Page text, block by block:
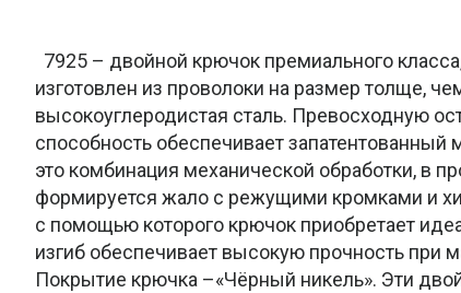
7925 – двойной крючок премиального
изготовлен из проволоки на размер толще,
высокоуглеродистая сталь. Превосходную
способность обеспечивает запатентованный
это комбинация механической обработки, в
формируется жало с режущими кромками и
с помощью которого крючок приобретает
изгиб обеспечивает высокую прочность при
Покрытие крючка –«Чёрный никель». Эти